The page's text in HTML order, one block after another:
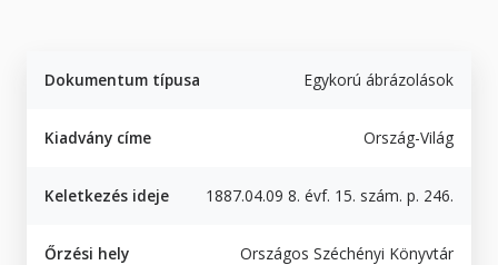
Dokumentum típusa Egykorú ábrázolások
Kiadvány címe Ország-Világ
Keletkezés ideje 1887.04.09 8. évf. 15. szám. p. 246.
Őrzési hely Országos Széchényi Könyvtár